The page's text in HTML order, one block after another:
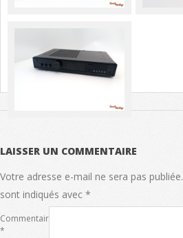
LAISSER UN COMMENTAIRE
Votre adresse e-mail ne sera pas publiée.
sont indiqués avec *
Commentaire
*